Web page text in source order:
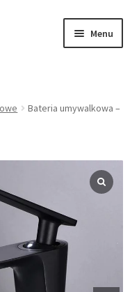
Menu
Bateria umywalkowa –